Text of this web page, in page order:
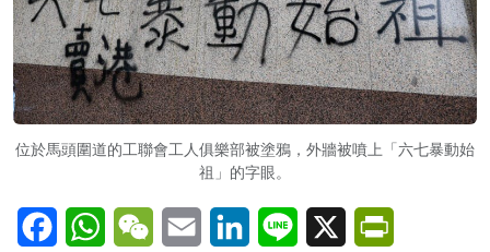
位於馬頭圍道的工聯會工人俱樂部被塗鴉，外牆被噴上「六七暴動始
祖」的字眼。
FacebookWhatsAppWeChatEmail LinkedInLine X